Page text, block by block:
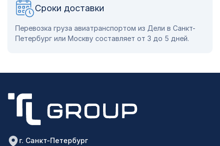
Сроки доставки
Перевозка груза авиатранспортом из Дели в Санкт-
Петербург или Москву составляет от 3 до 5 дней.
г. Санкт-Петербург